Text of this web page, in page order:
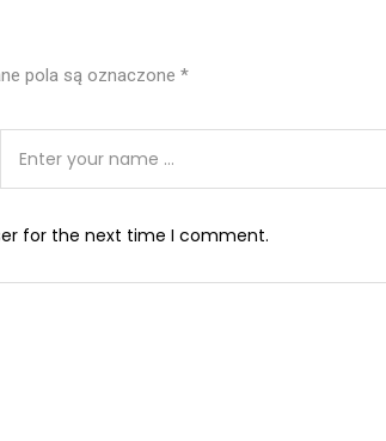
pola są oznaczone *
for the next time I comment.